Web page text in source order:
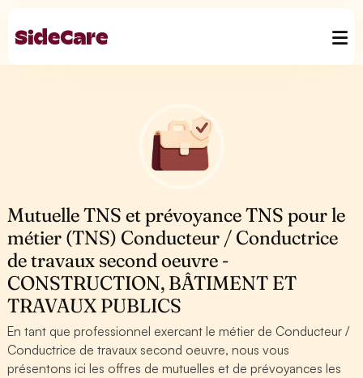
Mutuelle TNS et prévoyance TNS pour le
métier (TNS) Conducteur / Conductrice
de travaux second oeuvre -
CONSTRUCTION, BÂTIMENT ET
TRAVAUX PUBLICS
En tant que professionnel exercant le métier de Conducteur /
Conductrice de travaux second oeuvre, nous vous
présentons ici les offres de mutuelles et de prévoyances les